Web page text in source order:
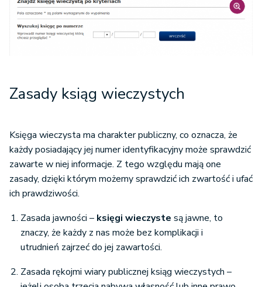
Zasady ksiąg wieczystych
Księga wieczysta ma charakter publiczny, co oznacza, że
każdy posiadający jej numer identyfikacyjny może sprawdzić
zawarte w niej informacje. Z tego względu mają one
zasady, dzięki którym możemy sprawdzić ich zwartość i ufać
ich prawdziwości.
Zasada jawności – księgi wieczyste są jawne, to
znaczy, że każdy z nas może bez komplikacji i
utrudnień zajrzeć do jej zawartości.
Zasada rękojmi wiary publicznej ksiąg wieczystych –